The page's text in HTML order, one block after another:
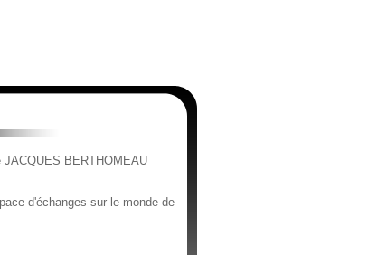
JACQUES BERTHOMEAU
d'échanges sur le monde de